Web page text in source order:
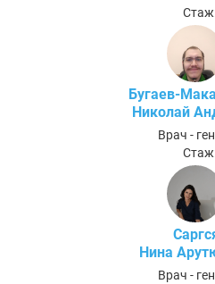
Бугаев-
Николай
Врач -
Нина
Врач -